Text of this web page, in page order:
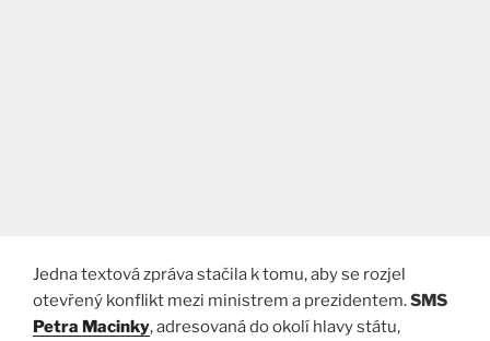
Jedna textová zpráva stačila k tomu, aby se rozjel
otevřený konflikt mezi ministrem a prezidentem.SMS
Petra Macinky, adresovaná do okolí hlavy státu,